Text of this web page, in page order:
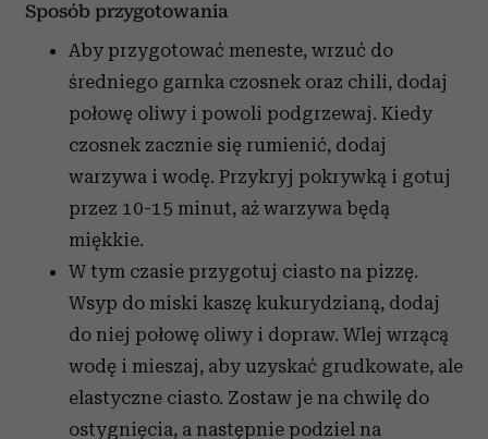
Sposób przygotowania
Aby przygotować meneste, wrzuć do
średniego garnka czosnek oraz chili, dodaj
połowę oliwy i powoli podgrzewaj. Kiedy
czosnek zacznie się rumienić, dodaj
warzywa i wodę. Przykryj pokrywką i gotuj
przez 10-15 minut, aż warzywa będą
miękkie.
W tym czasie przygotuj ciasto na pizzę.
Wsyp do miski kaszę kukurydzianą, dodaj
do niej połowę oliwy i dopraw. Wlej wrzącą
wodę i mieszaj, aby uzyskać grudkowate, ale
elastyczne ciasto. Zostaw je na chwilę do
ostygnięcia, a następnie podziel na